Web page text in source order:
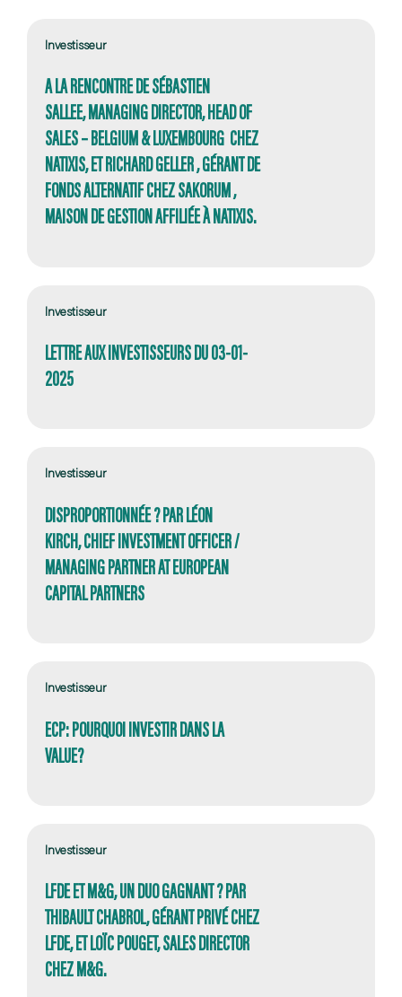
Investisseur
A LA RENCONTRE DE SÉBASTIEN
SALLEE, MANAGING DIRECTOR, HEAD OF
SALES – BELGIUM & LUXEMBOURG CHEZ
NATIXIS, ET RICHARD GELLER , GÉRANT DE
FONDS ALTERNATIF CHEZ SAKORUM ,
MAISON DE GESTION AFFILIÉE À NATIXIS.
Investisseur
LETTRE AUX INVESTISSEURS DU 03-01-
2025
Investisseur
DISPROPORTIONNÉE ? PAR LÉON
KIRCH, CHIEF INVESTMENT OFFICER /
MANAGING PARTNER AT EUROPEAN
CAPITAL PARTNERS
Investisseur
ECP: POURQUOI INVESTIR DANS LA
VALUE?
Investisseur
LFDE ET M&G, UN DUO GAGNANT ? PAR
THIBAULT CHABROL, GÉRANT PRIVÉ CHEZ
LFDE, ET LOÏC POUGET, SALES DIRECTOR
CHEZ M&G.